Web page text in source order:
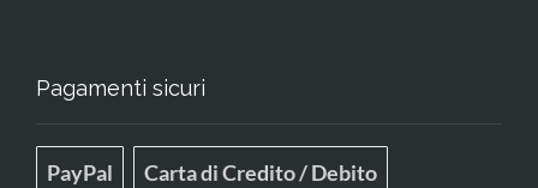
Pagamenti sicuri
PayPal Carta di Credito / Debito